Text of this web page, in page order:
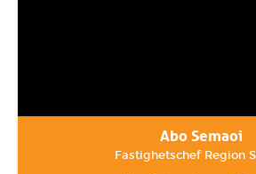
Abo Semaoi
Fastighetschef Region